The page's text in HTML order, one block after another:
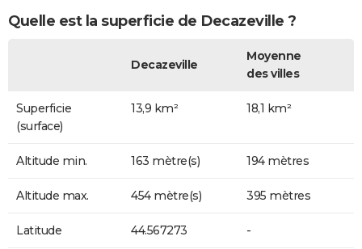
Quelle est la superficie de Decazeville ?
Decazeville
Moyenne
des villes
Superficie
(surface)
13,9 km² 18,1 km²
Altitude min. 163 mètre(s) 194 mètres
Altitude max. 454 mètre(s) 395 mètres
Latitude 44.567273 -